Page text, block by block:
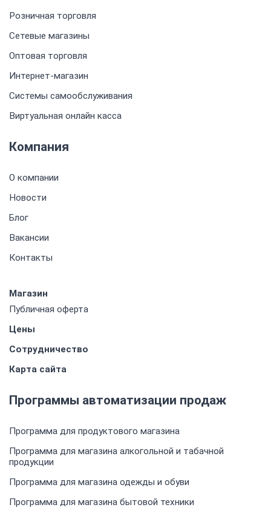
Розничная торговля
Сетевые магазины
Оптовая торговля
Интернет-магазин
Системы самообслуживания
Виртуальная онлайн касса
Компания
О компании
Новости
Блог
Вакансии
Контакты
Магазин
Публичная оферта
Цены
Сотрудничество
Карта сайта
Программы автоматизации продаж
Программа для продуктового магазина
Программа для магазина алкогольной и табачной
продукции
Программа для магазина одежды и обуви
Программа для магазина бытовой техники